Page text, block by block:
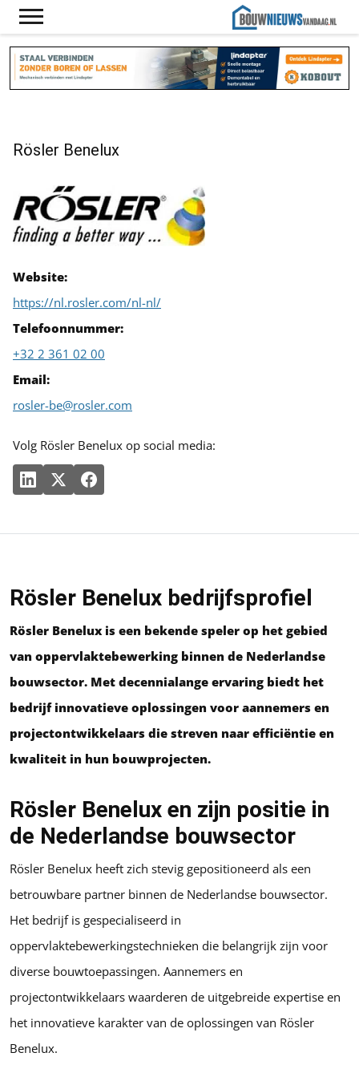
Rösler Benelux
Website:
https://nl.rosler.com/nl-nl/
Telefoonnummer:
+32 2 361 02 00
Email:
rosler-be@rosler.com
Volg Rösler Benelux op social media:
Rösler Benelux bedrijfsprofiel
Rösler Benelux is een bekende speler op het gebied
van oppervlaktebewerking binnen de Nederlandse
bouwsector. Met decennialange ervaring biedt het
bedrijf innovatieve oplossingen voor aannemers en
projectontwikkelaars die streven naar efficiëntie en
kwaliteit in hun bouwprojecten.
Rösler Benelux en zijn positie in
de Nederlandse bouwsector
Rösler Benelux heeft zich stevig gepositioneerd als een
betrouwbare partner binnen de Nederlandse bouwsector.
Het bedrijf is gespecialiseerd in
oppervlaktebewerkingstechnieken die belangrijk zijn voor
diverse bouwtoepassingen. Aannemers en
projectontwikkelaars waarderen de uitgebreide expertise en
het innovatieve karakter van de oplossingen van Rösler
Benelux.